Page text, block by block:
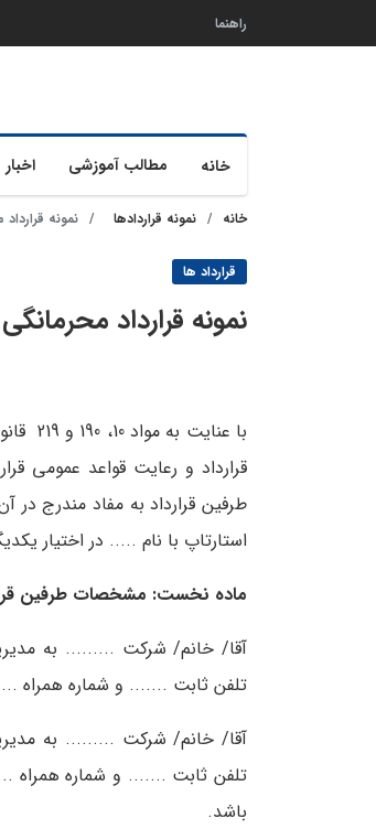
راهنما
خانه مطالب آموزشی اخبار
خانه نمونه قراردادها نمونه
قرارداد ها
نمونه قرارداد
با
قرارداد و رعایت قواعد عمومی
طرفین قرارداد به مفاد مندرج
استارتاپ با نام ..... در اختیار
ماده نخست: مشخصات طرفین
آقا/ خانم/ شرکت ......... به
تلفن ثابت ....... و شماره همراه
آقا/ خانم/ شرکت ......... به
تلفن ثابت ....... و شماره همراه
باشد.